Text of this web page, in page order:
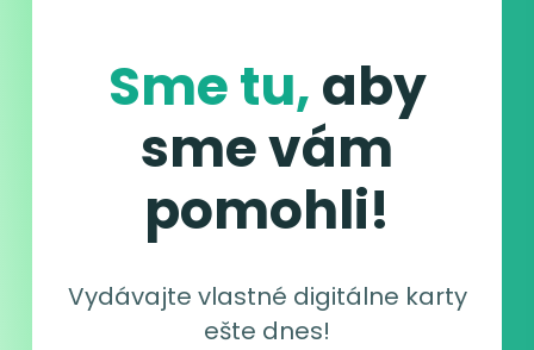
Sme tu,aby
sme vám
pomohli!
Vydávajte vlastné digitálne karty
ešte dnes!